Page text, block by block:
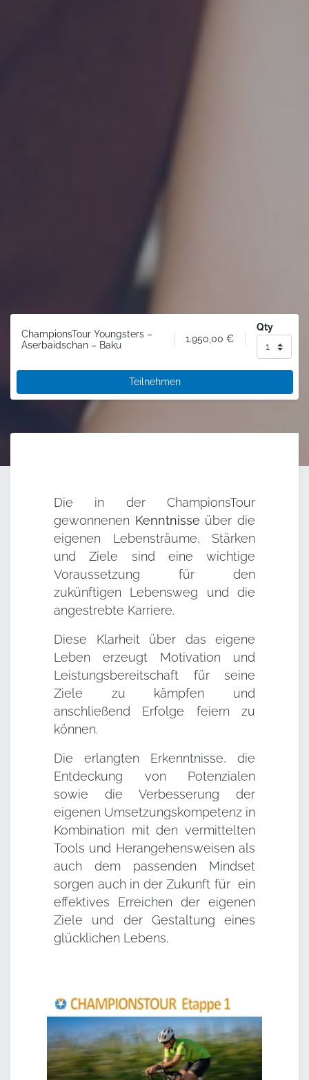
ChampionsTour Youngsters –
Aserbaidschan – Baku
1.950,00 €
Qty
Teilnehmen
Die in der ChampionsTour
gewonnenen Kenntnisse über die
eigenen Lebensträume, Stärken
und Ziele sind eine wichtige
Voraussetzung für den
zukünftigen Lebensweg und die
angestrebte Karriere.
Diese Klarheit über das eigene
Leben erzeugt Motivation und
Leistungsbereitschaft für seine
Ziele zu kämpfen und
anschließend Erfolge feiern zu
können.
Die erlangten Erkenntnisse, die
Entdeckung von Potenzialen
sowie die Verbesserung der
eigenen Umsetzungskompetenz in
Kombination mit den vermittelten
Tools und Herangehensweisen als
auch dem passenden Mindset
sorgen auch in der Zukunft für ein
effektives Erreichen der eigenen
Ziele und der Gestaltung eines
glücklichen Lebens.